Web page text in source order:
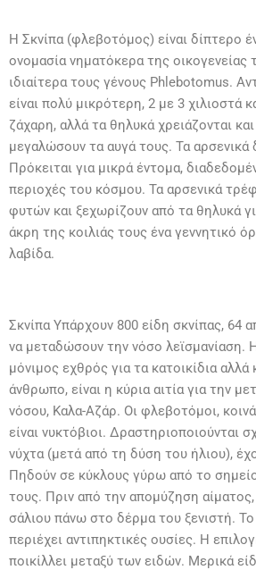
Η Σκνίπα (φλεβοτόμος) είναι δίπτερο
ονομασία νηματόκερα της
ιδιαίτερα τους γένους Phlebotomus.
είναι πολύ μικρότερη, 2 με 3 χιλιοστά
ζάχαρη, αλλά τα θηλυκά χρειάζονται και
μεγαλώσουν τα αυγά τους. Τα αρσενικά
Πρόκειται για μικρά έντομα,
περιοχές του κόσμου. Τα αρσενικά
φυτών και ξεχωρίζουν από τα θηλυκά
άκρη της κοιλιάς τους ένα γεννητικό
λαβίδα.
Σκνίπα Υπάρχουν 800 είδη σκνίπας, 64
να μεταδώσουν την νόσο λεϊσμανίαση. Η
μόνιμος εχθρός για τα κατοικίδια αλλά
άνθρωπο, είναι η κύρια αιτία για την
νόσου, Καλα-Αζάρ. Οι φλεβοτόμοι,
είναι νυκτόβιοι. Δραστηριοποιούνται
νύχτα (μετά από τη δύση του ήλιου),
Πηδούν σε κύκλους γύρω από το
τους. Πριν από την απομύζηση αίματος,
σάλιου πάνω στο δέρμα του ξενιστή.
περιέχει αντιπηκτικές ουσίες. Η
ποικίλλει μεταξύ των ειδών. Μερικά